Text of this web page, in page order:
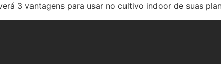
3 vantagens para usar no cultivo indoor de suas